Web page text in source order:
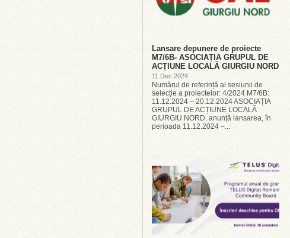
Lansare depunere de proiecte
M7/6B- ASOCIAȚIA GRUPUL DE
ACȚIUNE LOCALĂ GIURGIU NORD
11 Dec 2024
Numărul de referință al sesiunii de
selecție a proiectelor: 4/2024 M7/6B:
11.12.2024 – 20.12.2024 ASOCIAȚIA
GRUPUL DE ACȚIUNE LOCALĂ
GIURGIU NORD, anunță lansarea, în
perioada 11.12.2024 –...